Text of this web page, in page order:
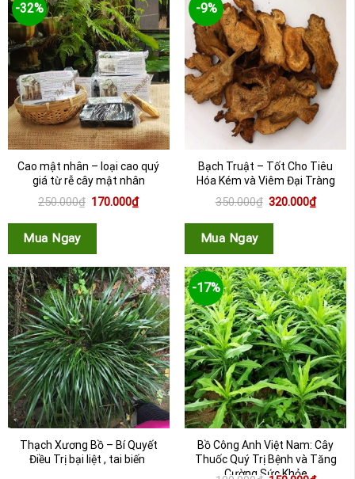
-32%
Cao mật nhân – loại cao quý
giá từ rễ cây mật nhân
250.000₫ Giá
là:
170.000₫Giá
hiện
Mua Ngay
-9%
Bạch Truật – Tốt Cho Tiêu
Hóa Kém và Viêm Đại Tràng
350.000₫ Giá
là:
320.000₫Giá
hiện
Mua Ngay
Thạch Xương Bồ – Bí Quyết
Điều Trị bại liệt , tai biến
-17%
Bồ Công Anh Việt Nam: Cây
Thuốc Quý Trị Bệnh và Tăng
Cường Sức Khỏe